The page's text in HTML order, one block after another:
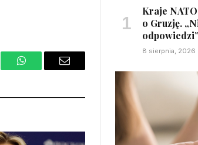
WhatsAppEmail
Kraje
o Gruzję.
odpowiedzi”
8 sierpnia, 2026